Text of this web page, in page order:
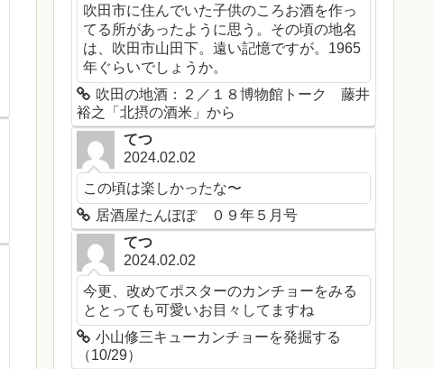
吹田市に住んでいた子供のころお酒を作っ
てる所があったように思う。その頃の地名
は、吹田市山田下。遠い記憶ですが。1965
年ぐらいでしょうか。
吹田の地酒：２／１８博物館トーク 藤井
裕之「北摂の酒米」から
てつ
2024.02.02
この頃は楽しかったな〜
居酒屋たんぽぽ ０９年５月号
てつ
2024.02.02
今更、改めてポスターのカンチョーをみる
ととっても可愛いお目々してますね
小山修三キューカンチョーを発掘する
（10/29）